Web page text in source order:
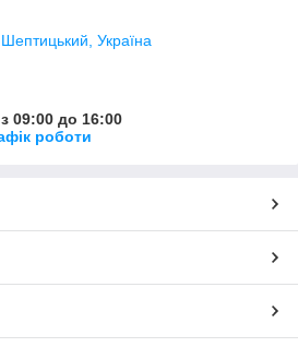
Україна
09:00 до 16:00
роботи